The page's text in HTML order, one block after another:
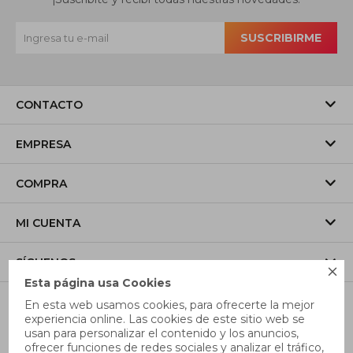

Esta página usa Cookies
En esta web usamos cookies, para ofrecerte la mejor
experiencia online. Las cookies de este sitio web se
usan para personalizar el contenido y los anuncios,
ofrecer funciones de redes sociales y analizar el tráfico,
CONTACTO
EMPRESA
COMPRA
MI CUENTA
SÍGUENOS
SUSCRIBIRME